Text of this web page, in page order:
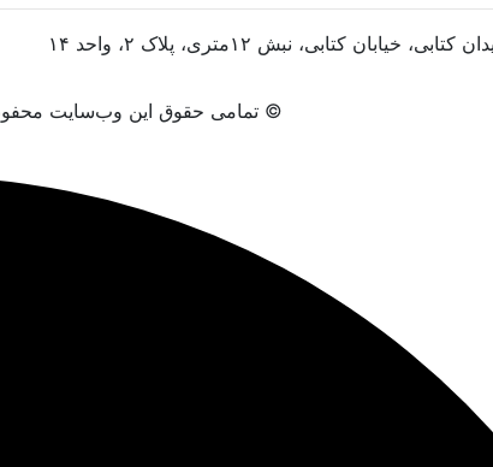
خیابان کتابی، نبش ۱۲متری، پلاک ۲، واحد ۱۴
© تمامی حقوق این وب‌سایت محفوظ